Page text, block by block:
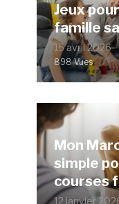
Jeux
famille
15 avril 2026
898 Vues
Mon
simple
courses
12 janvier